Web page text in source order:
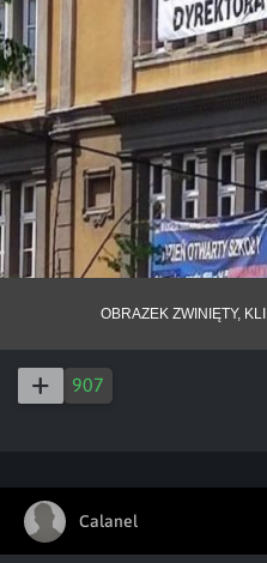
OBRAZEK ZWINIĘTY,
907
Calanel